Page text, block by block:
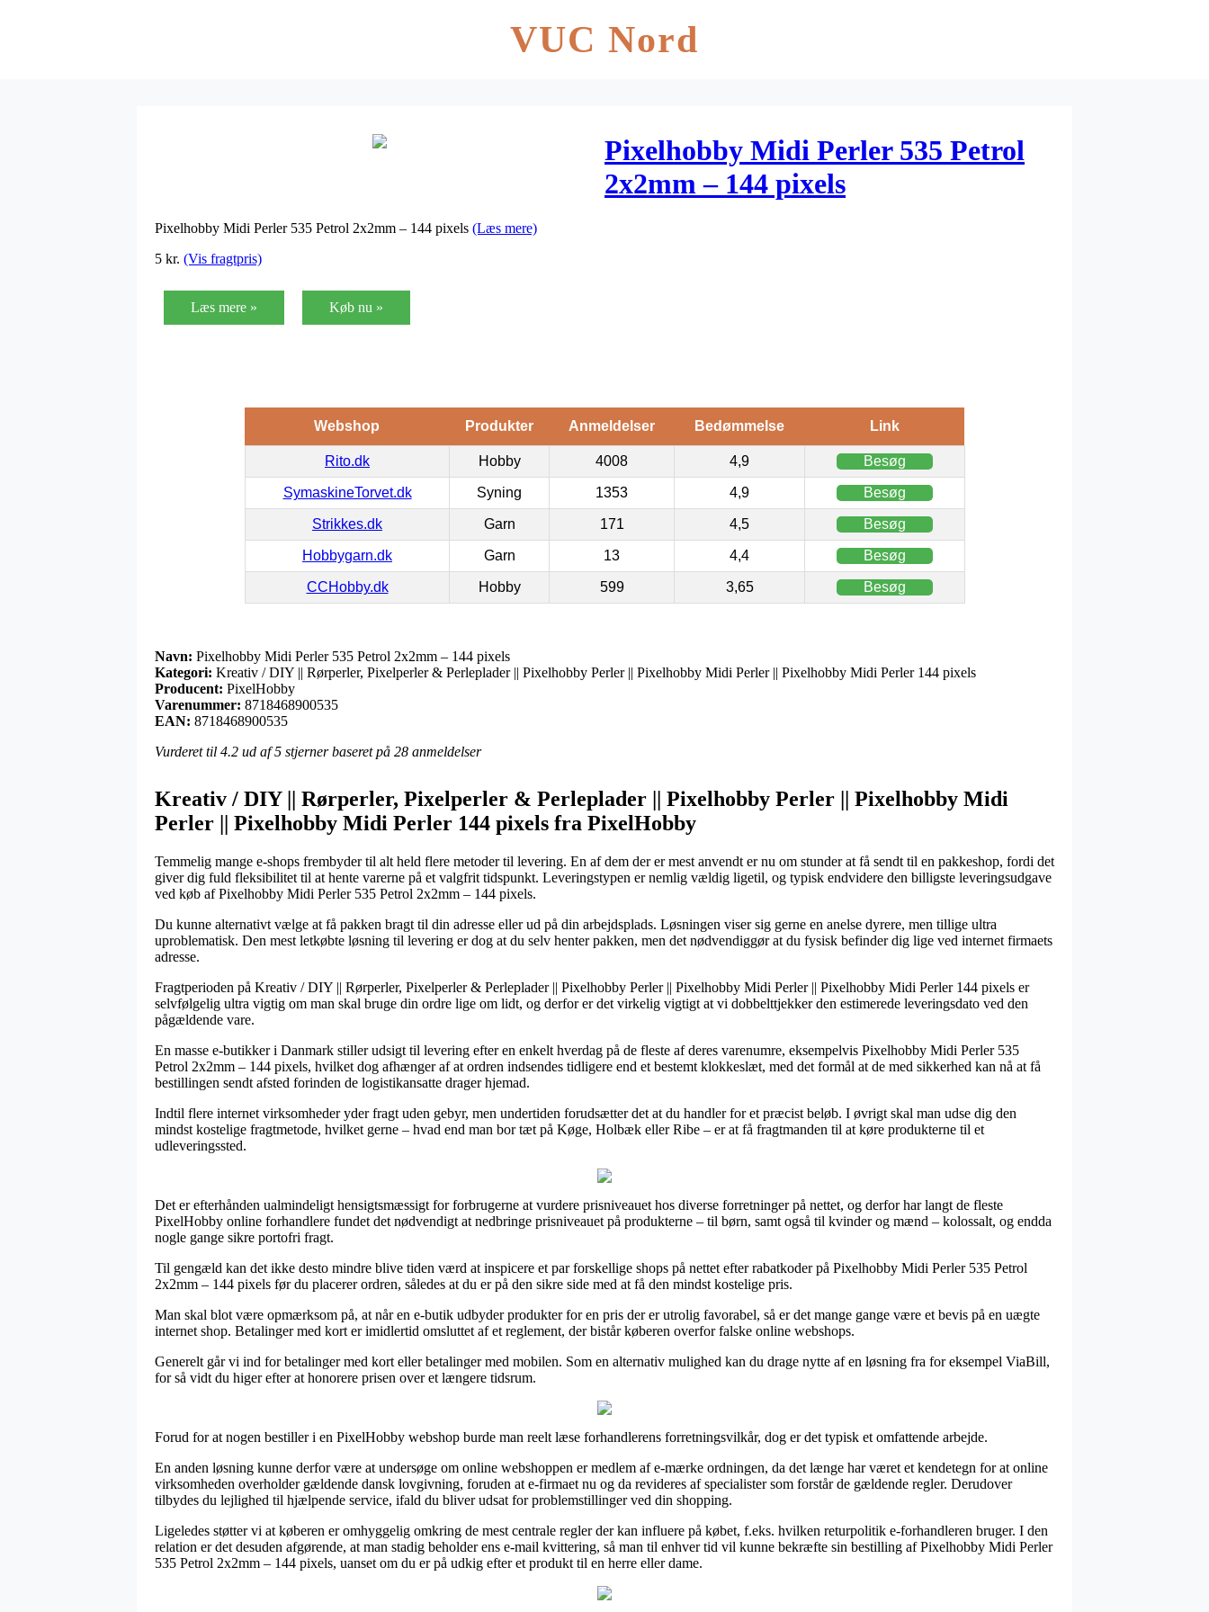
VUC Nord
Pixelhobby Midi Perler 535 Petrol
2x2mm – 144 pixels
Pixelhobby Midi Perler 535 Petrol 2x2mm – 144 pixels (Læs mere)
5 kr. (Vis fragtpris)
Læs mere » Køb nu »
Webshop Produkter Anmeldelser Bedømmelse Link
Rito.dk Hobby 4008 4,9 Besøg
SymaskineTorvet.dk Syning 1353 4,9 Besøg
Strikkes.dk Garn 171 4,5 Besøg
Hobbygarn.dk Garn 13 4,4 Besøg
CCHobby.dk Hobby 599 3,65 Besøg
Navn: Pixelhobby Midi Perler 535 Petrol 2x2mm – 144 pixels
Kategori: Kreativ / DIY || Rørperler, Pixelperler & Perleplader || Pixelhobby Perler || Pixelhobby Midi Perler || Pixelhobby Midi Perler 144 pixels
Producent: PixelHobby
Varenummer: 8718468900535
EAN: 8718468900535
Vurderet til 4.2 ud af 5 stjerner baseret på 28 anmeldelser
Kreativ / DIY || Rørperler, Pixelperler & Perleplader || Pixelhobby Perler || Pixelhobby Midi
Perler || Pixelhobby Midi Perler 144 pixels fra PixelHobby
Temmelig mange e-shops frembyder til alt held flere metoder til levering. En af dem der er mest anvendt er nu om stunder at få sendt til en pakkeshop, fordi det
giver dig fuld fleksibilitet til at hente varerne på et valgfrit tidspunkt. Leveringstypen er nemlig vældig ligetil, og typisk endvidere den billigste leveringsudgave
ved køb af Pixelhobby Midi Perler 535 Petrol 2x2mm – 144 pixels.
Du kunne alternativt vælge at få pakken bragt til din adresse eller ud på din arbejdsplads. Løsningen viser sig gerne en anelse dyrere, men tillige ultra
uproblematisk. Den mest letkøbte løsning til levering er dog at du selv henter pakken, men det nødvendiggør at du fysisk befinder dig lige ved internet firmaets
adresse.
Fragtperioden på Kreativ / DIY || Rørperler, Pixelperler & Perleplader || Pixelhobby Perler || Pixelhobby Midi Perler || Pixelhobby Midi Perler 144 pixels er
selvfølgelig ultra vigtig om man skal bruge din ordre lige om lidt, og derfor er det virkelig vigtigt at vi dobbelttjekker den estimerede leveringsdato ved den
pågældende vare.
En masse e-butikker i Danmark stiller udsigt til levering efter en enkelt hverdag på de fleste af deres varenumre, eksempelvis Pixelhobby Midi Perler 535
Petrol 2x2mm – 144 pixels, hvilket dog afhænger af at ordren indsendes tidligere end et bestemt klokkeslæt, med det formål at de med sikkerhed kan nå at få
bestillingen sendt afsted forinden de logistikansatte drager hjemad.
Indtil flere internet virksomheder yder fragt uden gebyr, men undertiden forudsætter det at du handler for et præcist beløb. I øvrigt skal man udse dig den
mindst kostelige fragtmetode, hvilket gerne – hvad end man bor tæt på Køge, Holbæk eller Ribe – er at få fragtmanden til at køre produkterne til et
udleveringssted.
Det er efterhånden ualmindeligt hensigtsmæssigt for forbrugerne at vurdere prisniveauet hos diverse forretninger på nettet, og derfor har langt de fleste
PixelHobby online forhandlere fundet det nødvendigt at nedbringe prisniveauet på produkterne – til børn, samt også til kvinder og mænd – kolossalt, og endda
nogle gange sikre portofri fragt.
Til gengæld kan det ikke desto mindre blive tiden værd at inspicere et par forskellige shops på nettet efter rabatkoder på Pixelhobby Midi Perler 535 Petrol
2x2mm – 144 pixels før du placerer ordren, således at du er på den sikre side med at få den mindst kostelige pris.
Man skal blot være opmærksom på, at når en e-butik udbyder produkter for en pris der er utrolig favorabel, så er det mange gange være et bevis på en uægte
internet shop. Betalinger med kort er imidlertid omsluttet af et reglement, der bistår køberen overfor falske online webshops.
Generelt går vi ind for betalinger med kort eller betalinger med mobilen. Som en alternativ mulighed kan du drage nytte af en løsning fra for eksempel ViaBill,
for så vidt du higer efter at honorere prisen over et længere tidsrum.
Forud for at nogen bestiller i en PixelHobby webshop burde man reelt læse forhandlerens forretningsvilkår, dog er det typisk et omfattende arbejde.
En anden løsning kunne derfor være at undersøge om online webshoppen er medlem af e-mærke ordningen, da det længe har været et kendetegn for at online
virksomheden overholder gældende dansk lovgivning, foruden at e-firmaet nu og da revideres af specialister som forstår de gældende regler. Derudover
tilbydes du lejlighed til hjælpende service, ifald du bliver udsat for problemstillinger ved din shopping.
Ligeledes støtter vi at køberen er omhyggelig omkring de mest centrale regler der kan influere på købet, f.eks. hvilken returpolitik e-forhandleren bruger. I den
relation er det desuden afgørende, at man stadig beholder ens e-mail kvittering, så man til enhver tid vil kunne bekræfte sin bestilling af Pixelhobby Midi Perler
535 Petrol 2x2mm – 144 pixels, uanset om du er på udkig efter et produkt til en herre eller dame.